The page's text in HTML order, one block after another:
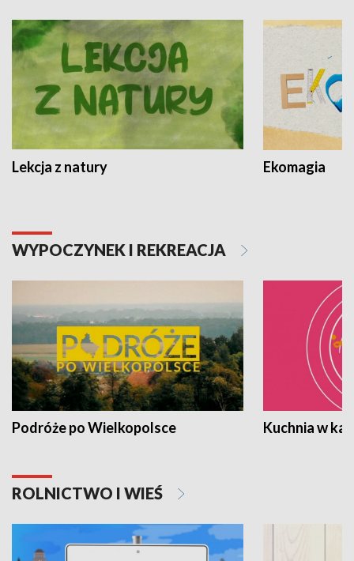
Lekcja z natury Ekomagia
WYPOCZYNEK I REKREACJA
Podróże po Wielkopolsce Kuchnia w
ROLNICTWO I WIEŚ